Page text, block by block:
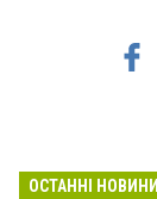
ОСТАННІ НОВИНИ